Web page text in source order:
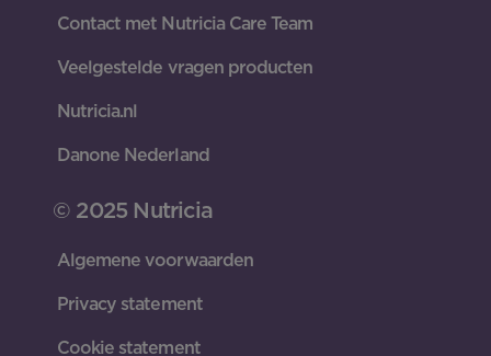
Contact met Nutricia Care Team
Veelgestelde vragen producten
Nutricia.nl
Danone Nederland
© 2025 Nutricia
Algemene voorwaarden
Privacy statement
Cookie statement